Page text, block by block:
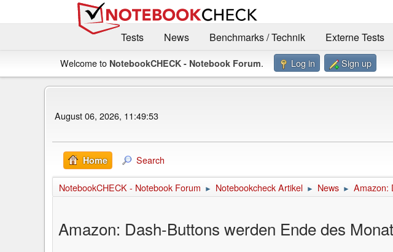
Tests
News Benchmarks / Technik Externe Tests
Welcome to NotebookCHECK - Notebook Forum. Log in Sign up
August 06, 2026, 11:49:53
Home Search
NotebookCHECK - Notebook Forum ► Notebookcheck Artikel ► News ► Amazon:
Amazon: Dash-Buttons werden Ende des